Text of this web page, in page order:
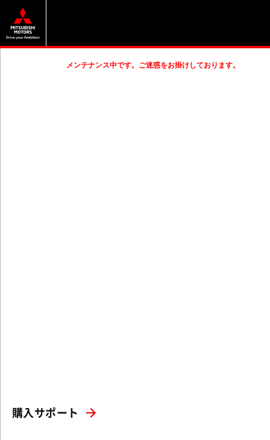
メンテナンス中です。ご迷惑をお掛けしております。
購入サポート